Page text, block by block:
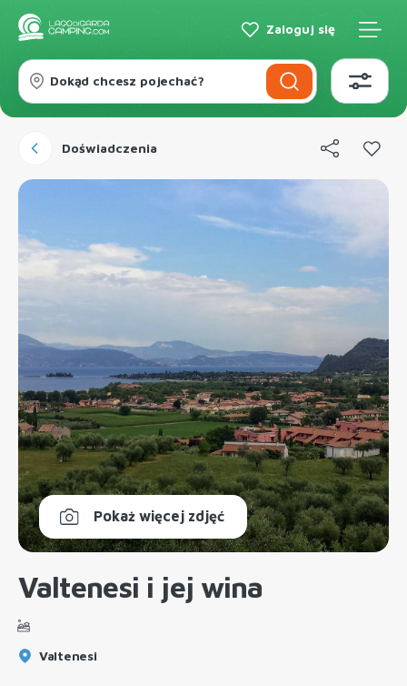
Zaloguj się
Dokąd chcesz pojechać?
Doświadczenia
Pokaż więcej zdjęć
Valtenesi i jej wina
Valtenesi